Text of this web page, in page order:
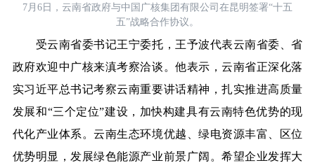
7月6日，云南省政府与中国广核集团有限公司在昆明签署“十五
五”战略合作协议。
受云南省委书记王宁委托，王予波代表云南省委、省
政府欢迎中广核来滇考察洽谈。他表示，云南省正深化落
实习近平总书记考察云南重要讲话精神，扎实推进高质量
发展和“三个定位”建设，加快构建具有云南特色优势的现
代化产业体系。云南生态环境优越、绿电资源丰富、区位
优势明显，发展绿色能源产业前景广阔。希望企业发挥大